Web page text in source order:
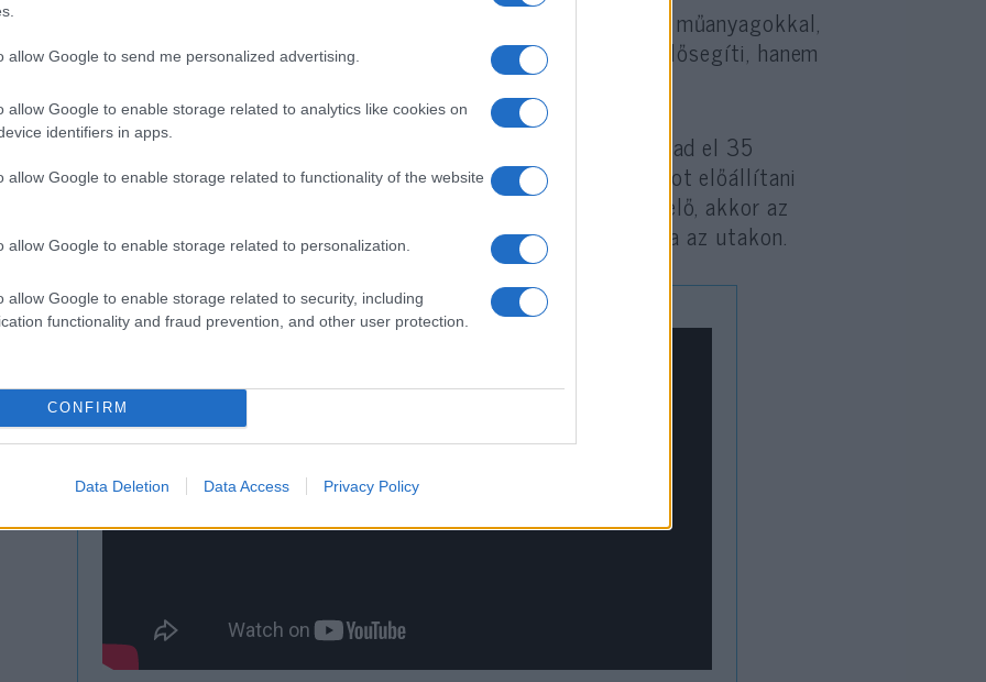
allow Google to send me personalized advertising.
allow Google to enable storage related to analytics like cookies on
identifiers in apps.
allow Google to enable storage related to functionality of the website
allow Google to enable storage related to personalization.
allow Google to enable storage related to security, including
functionality and fraud prevention, and other user protection.
CONFIRM
Data Deletion Data Access Privacy Policy
a klímaváltozásra negatívan ható, a piacot egyértelműen uraló műanyagokkal,
például a polietilén, a PVC, vagy a polipropilén, a UBQ anyag nem elősegíti, hanem
mértékben akadályozza a széndioxid-kibocsátást.
szavakkal: egy tonnányi UBQ előállításával együtt jár, hogy nem olvad el 35
sarkköri jég. Ha pedig egy ipari mennyiségű UBQ anyagot előállítani
gyárat veszünk, mely évente 80 ezer tonnányi UBQ anyagot állít elő, akkor az
jelent, mintha abban az évben 565 ezerrel kevesebb autó járt volna az utakon.